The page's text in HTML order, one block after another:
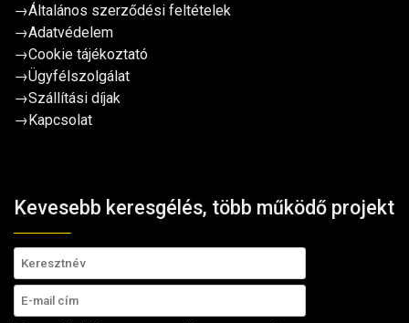
→Általános szerződési feltételek
→Adatvédelem
→Cookie tájékoztató
→Ügyfélszolgálat
→Szállítási díjak
→Kapcsolat
Kevesebb keresgélés, több működő projekt